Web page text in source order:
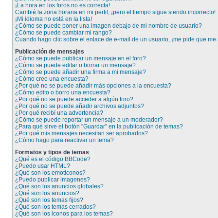
¡La hora en los foros no es correcta!
Cambié la zona horaria en mi perfil, ¡pero el tiempo sigue siendo incorrecto!
¡Mi idioma no está en la lista!
¿Cómo se puede poner una imagen debajo de mi nombre de usuario?
¿Cómo se puede cambiar mi rango?
Cuando hago clic sobre el enlace de e-mail de un usuario, ¡me pide que me
Publicación de mensajes
¿Cómo se puede publicar un mensaje en el foro?
¿Cómo se puede editar o borrar un mensaje?
¿Cómo se puede añadir una firma a mi mensaje?
¿Cómo creo una encuesta?
¿Por qué no se puede añadir más opciones a la encuesta?
¿Cómo edito o borro una encuesta?
¿Por qué no se puede acceder a algún foro?
¿Por qué no se puede añadir archivos adjuntos?
¿Por qué recibí una advertencia?
¿Cómo se puede reportar un mensaje a un moderador?
¿Para qué sirve el botón "Guardar" en la publicación de temas?
¿Por qué mis mensajes necesitan ser aprobados?
¿Cómo hago para reactivar un tema?
Formatos y tipos de temas
¿Qué es el código BBCode?
¿Puedo usar HTML?
¿Qué son los emoticonos?
¿Puedo publicar imagenes?
¿Qué son los anuncios globales?
¿Qué son los anuncios?
¿Qué son los temas fijos?
¿Qué son los temas cerrados?
¿Qué son los iconos para los temas?